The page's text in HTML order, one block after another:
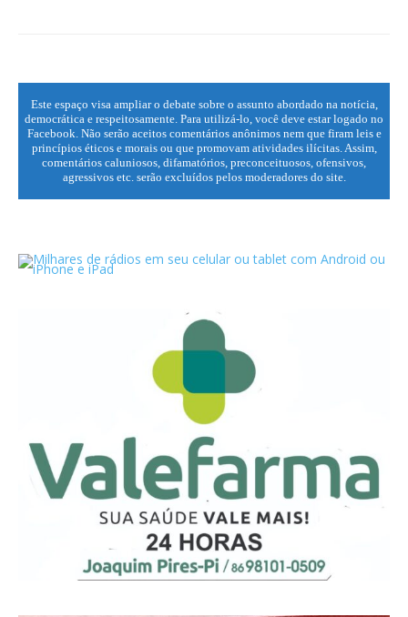
Este espaço visa ampliar o debate sobre o assunto abordado na notícia,
democrática e respeitosamente. Para utilizá-lo, você deve estar logado no
Facebook. Não serão aceitos comentários anônimos nem que firam leis e
princípios éticos e morais ou que promovam atividades ilícitas. Assim,
comentários caluniosos, difamatórios, preconceituosos, ofensivos,
agressivos etc. serão excluídos pelos moderadores do site.